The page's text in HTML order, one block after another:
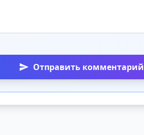
Отправить комментарий